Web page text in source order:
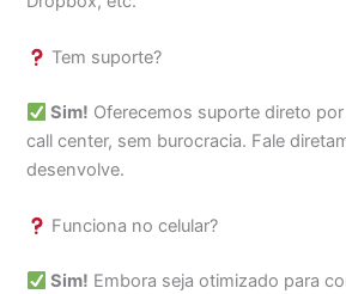
Tem suporte?
Sim! Oferecemos suporte direto
call center, sem burocracia. Fale
desenvolve.
Funciona no celular?
Sim! Embora seja otimizado para